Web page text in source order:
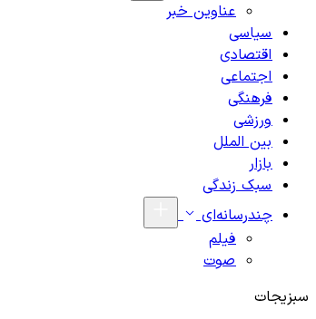
عناوین خبر
سیاسی
اقتصادی
اجتماعی
فرهنگی
ورزشی
بین الملل
بازار
سبک زندگی
چندرسانه‌ای
فیلم
صوت
سبزیجات